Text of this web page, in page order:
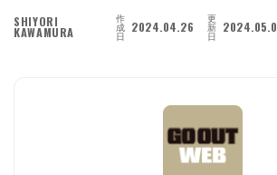
SHIYORI
KAWAMURA
作
成
日
2024.04.26 更
新
日